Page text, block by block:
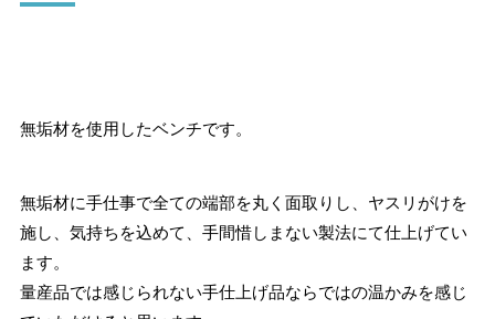
無垢材を使用したベンチです。
無垢材に手仕事で全ての端部を丸く面取りし、ヤスリがけを
施し、気持ちを込めて、手間惜しまない製法にて仕上げてい
ます。
量産品では感じられない手仕上げ品ならではの温かみを感じ